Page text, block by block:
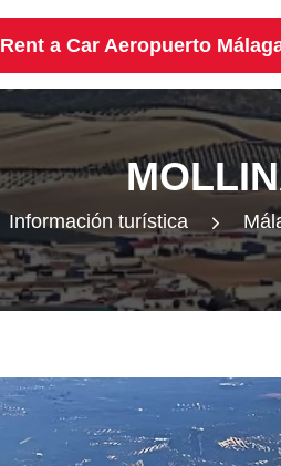
Rent a Car Aeropuerto
Información turística